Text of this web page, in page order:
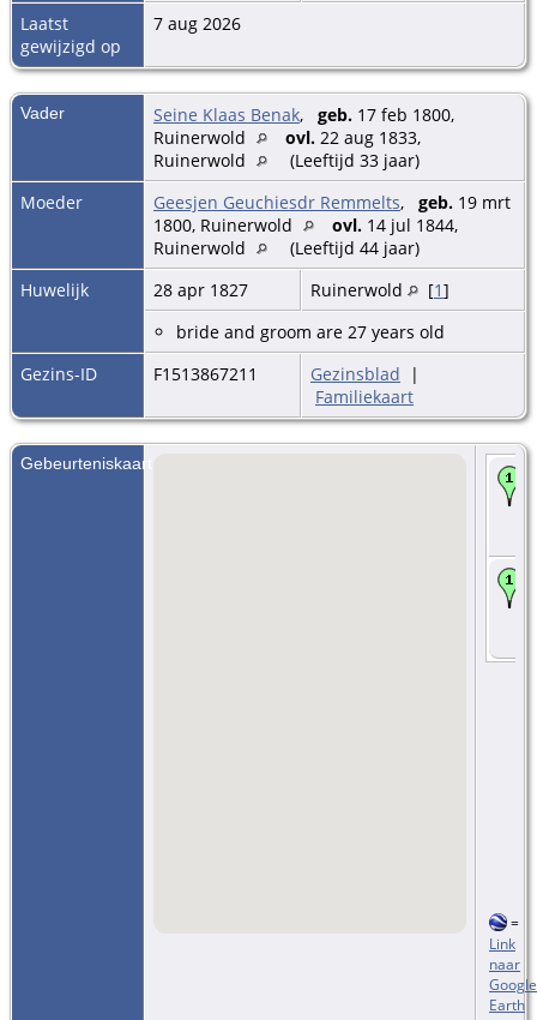
Laatst
gewijzigd op
7 aug 2026
Vader Seine Klaas Benak, geb. 17 feb 1800,
Ruinerwold
ovl. 22 aug 1833,
Ruinerwold
(Leeftijd 33 jaar)
Moeder
Geesjen Geuchiesdr Remmelts, geb. 19 mrt
1800, Ruinerwold
ovl. 14 jul 1844,
Ruinerwold
(Leeftijd 44 jaar)
Huwelijk
28 apr 1827 Ruinerwold [1]
bride and groom are 27 years old
Gezins-ID
F1513867211 Gezinsblad |
Familiekaart
Gebeurteniskaart
=
Link
naar
Google
Earth